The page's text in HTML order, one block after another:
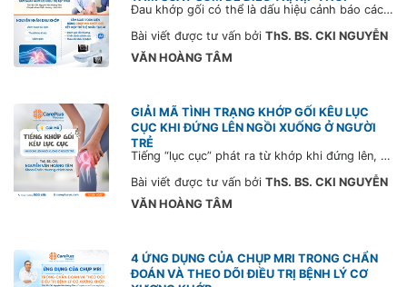
Đau khớp gối có thể là dấu hiệu cảnh báo các bệnh lý như thoái hóa khớp, viêm gân hoặc viêm túi hoạt dịch. Chủ động tầm soát toàn diện bằng Chụp MRI khớp gối ngay hôm nay để chẩn đoán chính xác tình trạng bệnh lý và đánh giá mức độ tổn thương, thậm chí phát hiện khối u hoặc tổn thương xương nếu có.
Bài viết được tư vấn bởi ThS. BS. CKI NGUYỄN
VĂN HOÀNG TÂM
GIẢI MÃ TÌNH TRẠNG KHỚP GỐI KÊU LỤC
CỤC KHI ĐỨNG LÊN NGỒI XUỐNG Ở NGƯỜI
TRẺ
Tiếng “lục cục” phát ra từ khớp khi đứng lên, ngồi xuống tưởng chừng vô hại nhưng lại có thể là dấu hiệu cảnh báo sớm vấn đề xương khớp, đặc biệt ở người trẻ tuổi ít vận động. Cùng CarePlus tìm hiểu nguyên nhân và cách phòng ngừa hiệu quả trong bài viết sau.
Bài viết được tư vấn bởi ThS. BS. CKI NGUYỄN
VĂN HOÀNG TÂM
4 ỨNG DỤNG CỦA CHỤP MRI TRONG CHẨN
ĐOÁN VÀ THEO DÕI ĐIỀU TRỊ BỆNH LÝ CƠ